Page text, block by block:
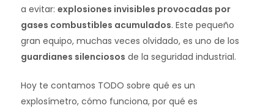
a evitar: explosiones invisibles provocadas por
gases combustibles acumulados. Este pequeño
gran equipo, muchas veces olvidado, es uno de los
guardianes silenciosos de la seguridad industrial.
Hoy te contamos TODO sobre qué es un
explosímetro, cómo funciona, por qué es